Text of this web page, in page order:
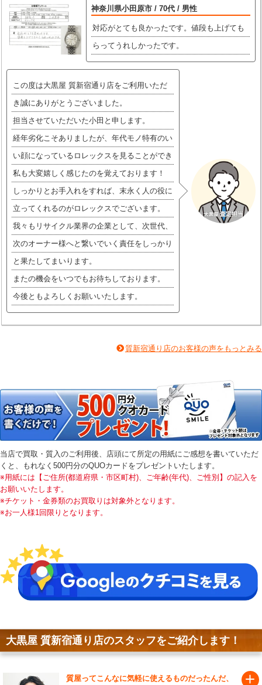
神奈川県小田原市 / 70代 / 男性
対応がとても良かったです。値段も上げても
らってうれしかったです。
この度は大黒屋 質新宿通り店をご利用いただ
き誠にありがとうございました。
担当させていただいた小田と申します。
経年劣化こそありましたが、年代モノ特有のい
い顔になっているロレックスを見ることができ
私も大変嬉しく感じたのを覚えております！
しっかりとお手入れをすれば、末永く人の役に
立ってくれるのがロレックスでございます。
我々もリサイクル業界の企業として、次世代、
次のオーナー様へと繋いでいく責任をしっかり
と果たしてまいります。
またの機会をいつでもお待ちしております。
今後ともよろしくお願いいたします。
質新宿通り店のお客様の声をもっとみる
当店で買取・質入のご利用後、店頭にて所定の用紙にご感想を書いていただ
くと、もれなく500円分のQUOカードをプレゼントいたします。
※用紙には【ご住所(都道府県・市区町村)、ご年齢(年代)、ご性別】の記入を
お願いいたします。
※チケット・金券類のお買取りは対象外となります。
※お一人様1回限りとなります。
大黒屋 質新宿通り店のスタッフをご紹介します！
質屋ってこんなに気軽に使えるものだったんだ、